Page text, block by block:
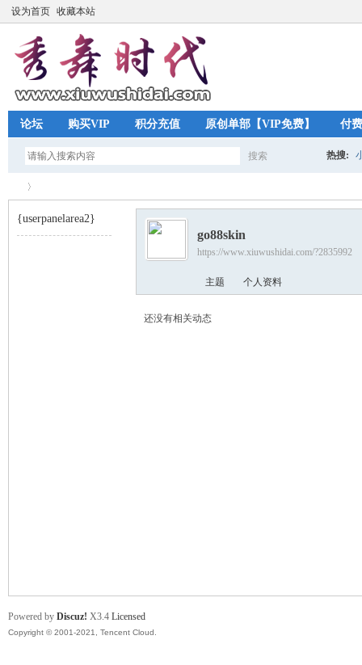
设为首页 收藏本站
论坛 购买VIP 积分充值 原创单部【VIP免费】 付
搜索
索
热搜:
{userpanelarea2}
go88skin
https://www.xiuwushidai.com/?2835992
主题 个人资料
还没有相关动态
Powered by Discuz! X3.4 Licensed
Copyright © 2001-2021, Tencent Cloud.